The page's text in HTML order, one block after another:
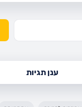
ענן תגיות